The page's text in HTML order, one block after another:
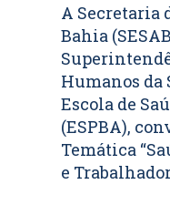
A Secretaria
Bahia
Humanos da
Escola de
(ESPBA),
Temática
e